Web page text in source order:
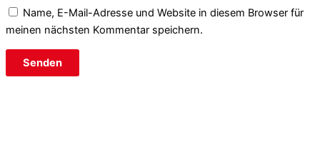
Name, E-Mail-Adresse und Website in diesem Browser für
meinen nächsten Kommentar speichern.